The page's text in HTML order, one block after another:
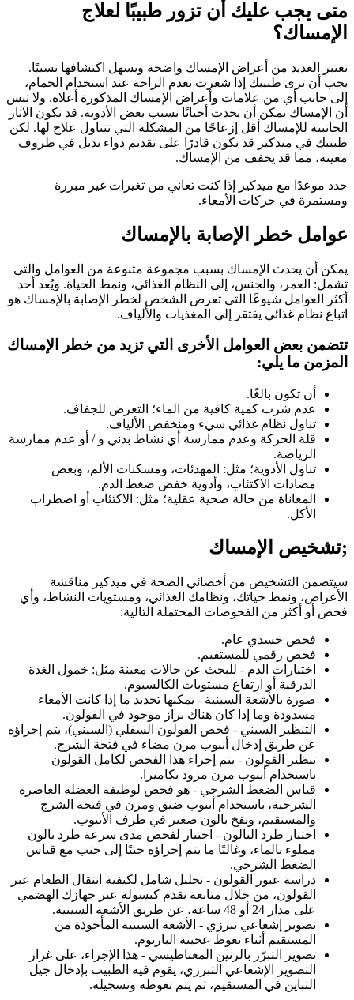
متى يجب عليك أن تزور طبيبًا لعلاج
الإمساك؟
تعتبر العديد من أعراض الإمساك واضحة ويسهل اكتشافها نسبيًا.
يجب أن ترى طبيبك إذا شعرت بعدم الراحة عند استخدام الحمام،
إلى جانب أي من علامات وأعراض الإمساك المذكورة أعلاه. ولا تنس
أن الإمساك يمكن أن يحدث أحيانًا بسبب بعض الأدوية. قد تكون الآثار
الجانبية للإمساك أقل إزعاجًا من المشكلة التي تتناول علاج لها. لكن
طبيبك في ميدكير قد يكون قادرًا على تقديم دواء بديل في ظروف
معينة، مما قد يخفف من الإمساك.
حدد موعدًا مع ميدكير إذا كنت تعاني من تغيرات غير مبررة
ومستمرة في حركات الأمعاء.
عوامل خطر الإصابة بالإمساك
يمكن أن يحدث الإمساك بسبب مجموعة متنوعة من العوامل والتي
تشمل: العمر، والجنس، إلى النظام الغذائي، ونمط الحياة. ويُعد أحد
أكثر العوامل شيوعًا التي تعرض الشخص لخطر الإصابة بالإمساك هو
اتباع نظام غذائي يفتقر إلى المغذيات والألياف.
تتضمن بعض العوامل الأخرى التي تزيد من خطر الإمساك
المزمن ما يلي:
أن تكون بالغًا.
عدم شرب كمية كافية من الماء؛ التعرض للجفاف.
تناول نظام غذائي سيء ومنخفض الألياف.
قلة الحركة وعدم ممارسة أي نشاط بدني و / أو عدم ممارسة
الرياضة.
تناول الأدوية؛ مثل: المهدئات، ومسكنات الألم، وبعض
مضادات الاكتئاب، وأدوية خفض ضغط الدم.
المعاناة من حالة صحية عقلية؛ مثل: الاكتئاب أو اضطراب
الأكل.
;تشخيص الإمساك
سيتضمن التشخيص من أخصائي الصحة في ميدكير مناقشة
الأعراض، ونمط حياتك، ونظامك الغذائي، ومستويات النشاط، وأي
فحص أو أكثر من الفحوصات المحتملة التالية:
فحص جسدي عام.
فحص رقمي للمستقيم.
اختبارات الدم - للبحث عن حالات معينة مثل: خمول الغدة
الدرقية أو ارتفاع مستويات الكالسيوم.
صورة بالأشعة السينية - يمكنها تحديد ما إذا كانت الأمعاء
مسدودة وما إذا كان هناك براز موجود في القولون.
التنظير السيني - فحص القولون السفلي (السيني)، يتم إجراؤه
عن طريق إدخال أنبوب مرن مضاء في فتحة الشرج.
تنظير القولون - يتم إجراء هذا الفحص لكامل القولون
باستخدام أنبوب مرن مزود بكاميرا.
قياس الضغط الشرجي - هو فحص لوظيفة العضلة العاصرة
الشرجية، باستخدام أنبوب ضيق ومرن في فتحة الشرج
والمستقيم، ونفخ بالون صغير في طرف الأنبوب.
اختبار طرد البالون - اختبار لفحص مدى سرعة طرد بالون
مملوء بالماء، وغالبًا ما يتم إجراؤه جنبًا إلى جنب مع قياس
الضغط الشرجي.
دراسة عبور القولون - تحليل شامل لكيفية انتقال الطعام عبر
القولون، من خلال متابعة تقدم كبسولة عبر جهازك الهضمي
على مدار 24 أو 48 ساعة، عن طريق الأشعة السينية.
تصوير إشعاعي تبرزي - الأشعة السينية المأخوذة من
المستقيم أثناء تغوط عجينة الباريوم.
تصوير التبرّز بالرنين المغناطيسي - هذا الإجراء، على غرار
التصوير الإشعاعي التبرزي، يقوم فيه الطبيب بإدخال جيل
التباين في المستقيم، ثم يتم تغوطه وتسجيله.